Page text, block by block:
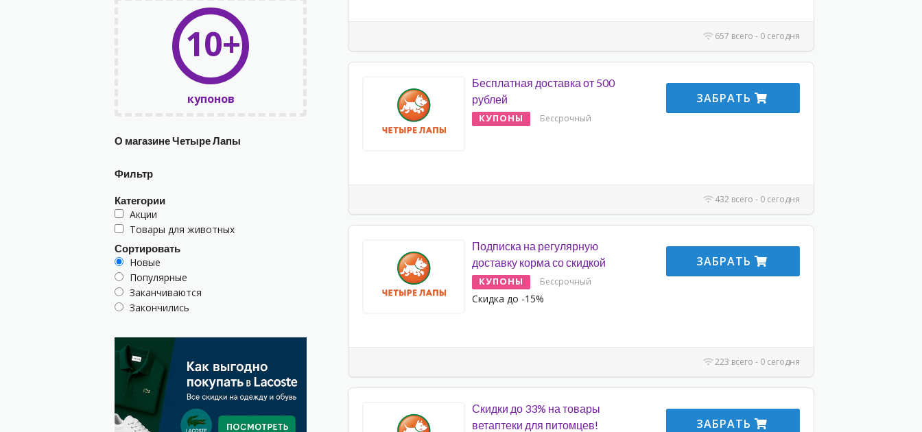
657 всего - 0 сегодня
Бесплатная доставка от 500
рублей
КУПОНЫ Бессрочный
ЗАБРАТЬ
432 всего - 0 сегодня
Подписка на регулярную
доставку корма со скидкой
КУПОНЫ Бессрочный
Скидка до -15%
ЗАБРАТЬ
223 всего - 0 сегодня
Скидки до 33% на товары
ветаптеки для питомцев!
ЗАБРАТЬ
10+
купонов
О магазине Четыре Лапы
Фильтр
Категории
Акции
Товары для животных
Сортировать
Новые
Популярные
Заканчиваются
Закончились